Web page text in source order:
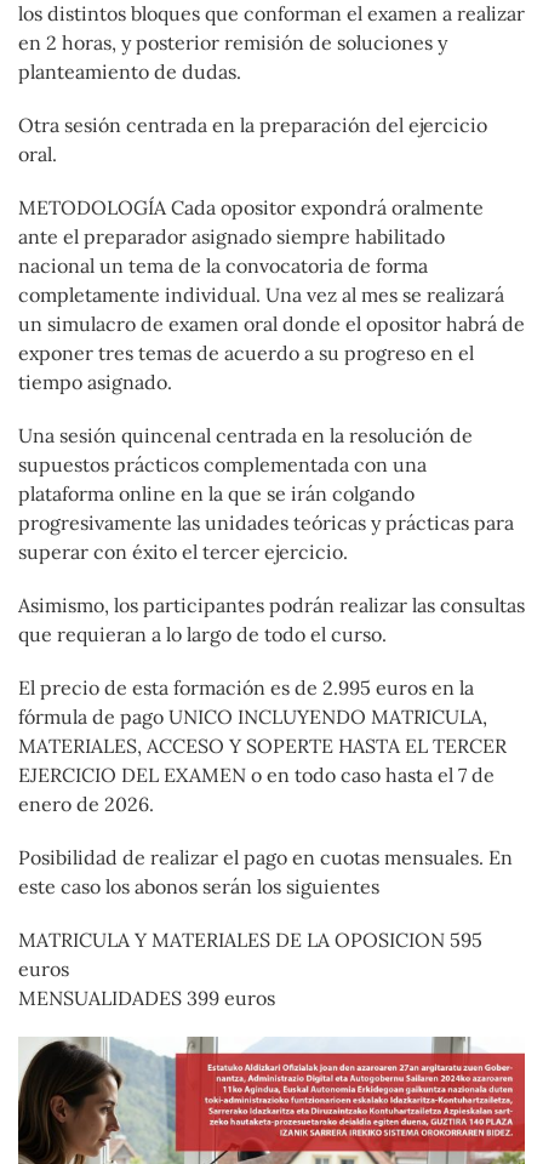
los distintos bloques que conforman el examen a realizar
en 2 horas, y posterior remisión de soluciones y
planteamiento de dudas.
Otra sesión centrada en la preparación del ejercicio
oral.
METODOLOGÍA Cada opositor expondrá oralmente
ante el preparador asignado siempre habilitado
nacional un tema de la convocatoria de forma
completamente individual. Una vez al mes se realizará
un simulacro de examen oral donde el opositor habrá de
exponer tres temas de acuerdo a su progreso en el
tiempo asignado.
Una sesión quincenal centrada en la resolución de
supuestos prácticos complementada con una
plataforma online en la que se irán colgando
progresivamente las unidades teóricas y prácticas para
superar con éxito el tercer ejercicio.
Asimismo, los participantes podrán realizar las consultas
que requieran a lo largo de todo el curso.
El precio de esta formación es de 2.995 euros en la
fórmula de pago UNICO INCLUYENDO MATRICULA,
MATERIALES, ACCESO Y SOPERTE HASTA EL TERCER
EJERCICIO DEL EXAMEN o en todo caso hasta el 7 de
enero de 2026.
Posibilidad de realizar el pago en cuotas mensuales. En
este caso los abonos serán los siguientes
MATRICULA Y MATERIALES DE LA OPOSICION 595
euros
MENSUALIDADES 399 euros